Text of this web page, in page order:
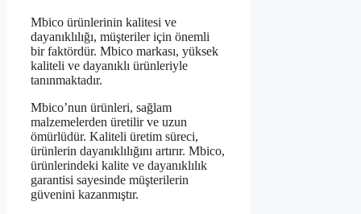
Mbico ürünlerinin kalitesi ve
dayanıklılığı, müşteriler için önemli
bir faktördür. Mbico markası, yüksek
kaliteli ve dayanıklı ürünleriyle
tanınmaktadır.
Mbico’nun ürünleri, sağlam
malzemelerden üretilir ve uzun
ömürlüdür. Kaliteli üretim süreci,
ürünlerin dayanıklılığını artırır. Mbico,
ürünlerindeki kalite ve dayanıklılık
garantisi sayesinde müşterilerin
güvenini kazanmıştır.